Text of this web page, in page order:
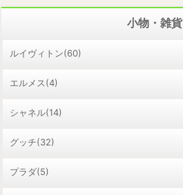
小物・雑貨
ルイヴィトン(60)
エルメス(4)
シャネル(14)
グッチ(32)
プラダ(5)